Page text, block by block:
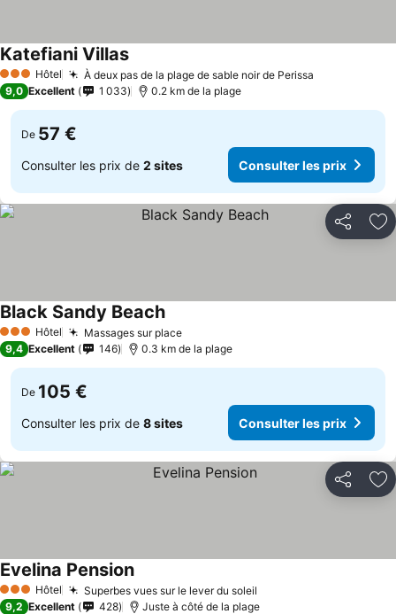
3 ÉtoilesHôtel À deux pas de la plage de sable noir de Perissa
Katefiani Villas
9,0 Excellent 1 033 0.2 km de la plage
De 57 €
Consulter les prix de 2 sites Consulter les prix
Partager
3 ÉtoilesHôtel Massages sur place
Black Sandy Beach
9,4 Excellent 146 0.3 km de la plage
De 105 €
Consulter les prix de 8 sites Consulter les prix
Partager
3 ÉtoilesHôtel Superbes vues sur le lever du soleil
Evelina Pension
9,2 Excellent 428 Juste à côté de la plage